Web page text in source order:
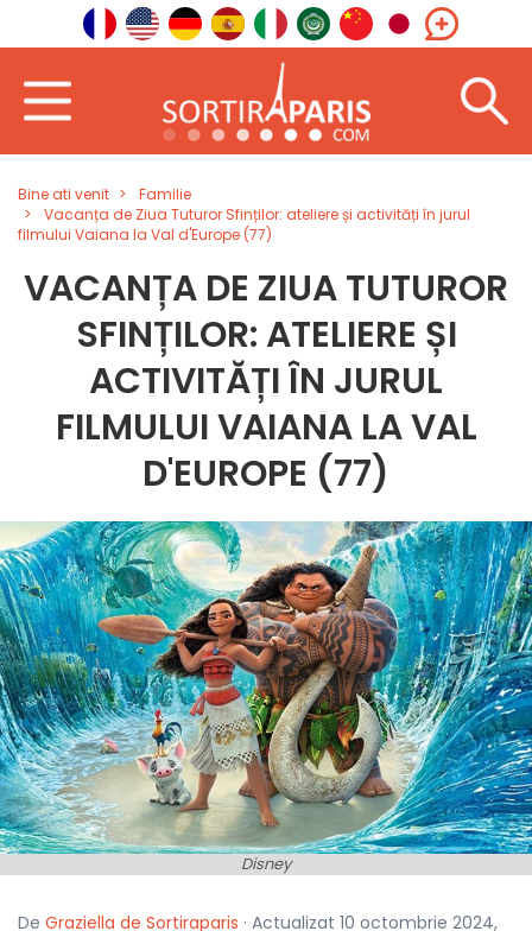
Bine ati venit
Familie
Vacanța de Ziua Tuturor Sfinților: ateliere și activități în jurul
filmului Vaiana la Val d'Europe (77)
VACANȚA DE ZIUA TUTUROR
SFINȚILOR: ATELIERE ȘI
ACTIVITĂȚI ÎN JURUL
FILMULUI VAIANA LA VAL
D'EUROPE (77)
Disney
De Graziella de Sortiraparis · Actualizat 10 octombrie 2024,